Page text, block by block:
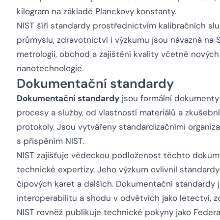
kilogram na základě Planckovy konstanty.
NIST šíří standardy prostřednictvím kalibračních
průmyslu, zdravotnictví i výzkumu jsou návazná na
metrologii, obchod a zajištění kvality včetně
nanotechnologie.
Dokumentační standardy
Dokumentační standardy jsou formální
procesy a služby, od vlastností materiálů a
protokoly. Jsou vytvářeny standardizačními
s přispěním NIST.
NIST zajišťuje vědeckou podloženost těchto
technické expertizy. Jeho výzkum ovlivnil
čipových karet a dalších. Dokumentační
interoperabilitu a shodu v odvětvích jako letectví,
NIST rovněž publikuje technické pokyny jako